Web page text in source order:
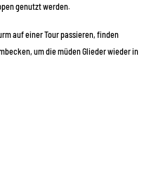
genutzt werden.
auf einer Tour passieren, finden
um die müden Glieder wieder in